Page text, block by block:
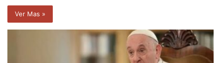
Ver Mas »